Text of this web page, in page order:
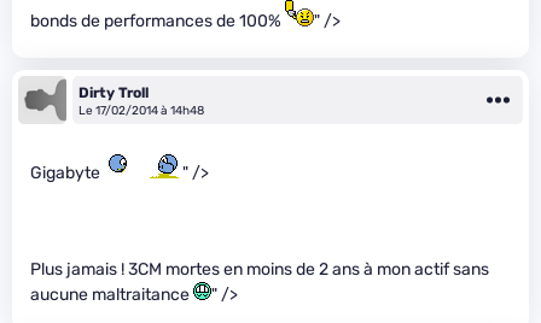
bonds de performances de 100%
" />
Dirty Troll
Le 17/02/2014 à 14h48
Gigabyte " />
Plus jamais ! 3CM mortes en moins de 2 ans à mon actif sans
aucune maltraitance
" />